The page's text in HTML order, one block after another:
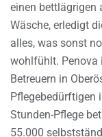
einen bettlägrigen
Wäsche, erledigt
alles, was sonst
wohlfühlt. Penova
Betreuern in
Pflegebedürftigen
Stunden-Pflege
55.000